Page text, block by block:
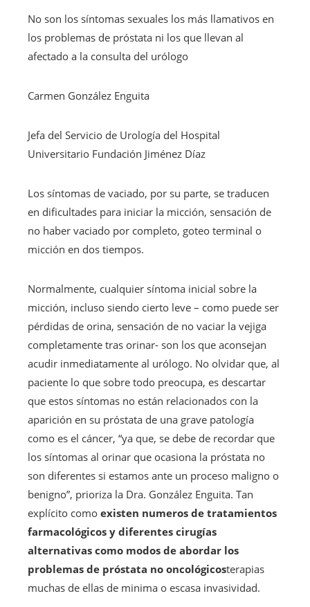
No son los síntomas sexuales los más llamativos en
los problemas de próstata ni los que llevan al
afectado a la consulta del urólogo
Carmen González Enguita
Jefa del Servicio de Urología del Hospital
Universitario Fundación Jiménez Díaz
Los síntomas de vaciado, por su parte, se traducen
en dificultades para iniciar la micción, sensación de
no haber vaciado por completo, goteo terminal o
micción en dos tiempos.
Normalmente, cualquier síntoma inicial sobre la
micción, incluso siendo cierto leve – como puede ser
pérdidas de orina, sensación de no vaciar la vejiga
completamente tras orinar- son los que aconsejan
acudir inmediatamente al urólogo. No olvidar que, al
paciente lo que sobre todo preocupa, es descartar
que estos síntomas no están relacionados con la
aparición en su próstata de una grave patología
como es el cáncer, “ya ​​que, se debe de recordar que
los síntomas al orinar que ocasiona la próstata no
son diferentes si estamos ante un proceso maligno o
benigno”, prioriza la Dra. González Enguita. Tan
explícito como existen numeros de tratamientos
farmacológicos y diferentes cirugías
alternativas como modos de abordar los
problemas de próstata no oncológicosterapias
muchas de ellas de minima o escasa invasividad.